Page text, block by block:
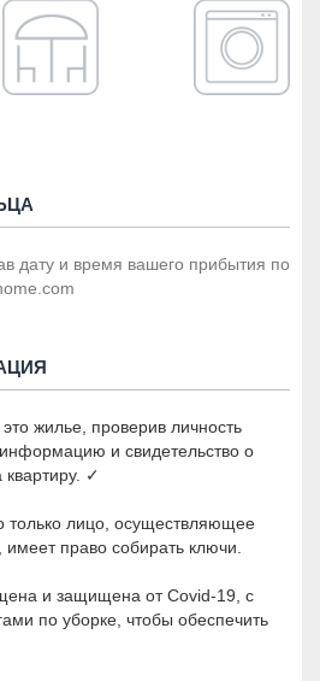
дату и время вашего прибытия по
жилье, проверив личность
и свидетельство о
квартиру. ✓
только лицо, осуществляющее
право собирать ключи.
и защищена от Covid-19, с
по уборке, чтобы обеспечить